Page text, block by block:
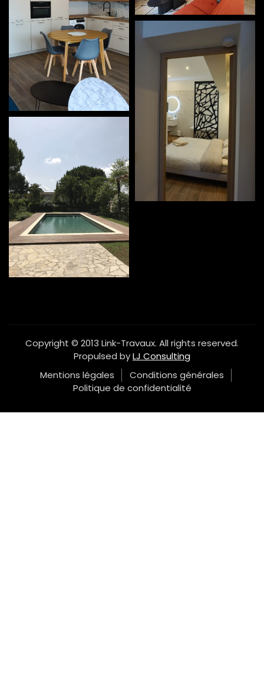
Copyright © 2013 Link-Travaux. All rights reserved.
Propulsed byLJ Consulting
Mentions légales
Conditions générales
Politique de confidentialité